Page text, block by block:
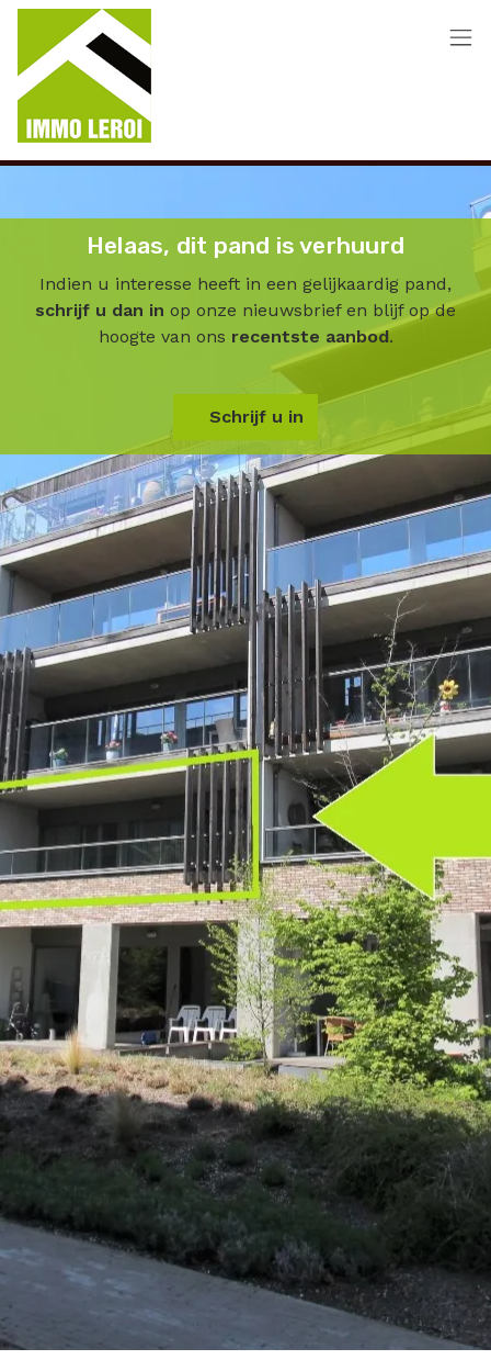
Menu overslaan en naar de inhoud gaan
Helaas, dit pand is verhuurd
Indien u interesse heeft in een gelijkaardig pand,
schrijf u dan in op onze nieuwsbrief en blijf op de
hoogte van ons recentste aanbod.
Schrijf u in